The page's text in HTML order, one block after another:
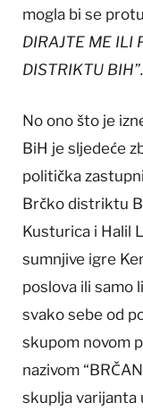
mogla bi se
DIRAJTE ME ILI
DISTRIKTU BIH”.
No ono što je
BiH je sljedeće
politička
Brčko distriktu
Kusturica i Halil
sumnjive igre
poslova ili samo
svako sebe od
skupom novom
nazivom
skuplja